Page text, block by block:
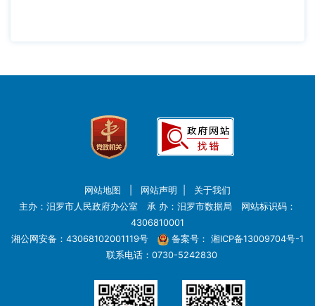
网站地图 网站声明
关于我们
主办：汨罗市人民政府办公室 承 办：汨罗市数据局 网站标识码：
4306810001
湘公网安备：43068102001119号
备案号： 湘ICP备13009704号-1
联系电话：0730-5242830